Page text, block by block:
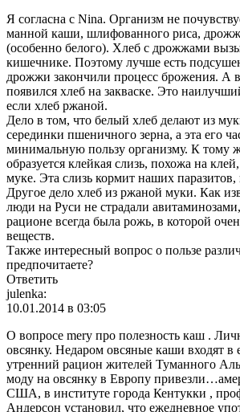
Я согласна с Nina. Организм не
манной каши, шлифованного риса,
(особенно белого). Хлеб с дрожжами
кишечнике. Поэтому лучше есть
дрожжи закончили процесс брожения. А
появился хлеб на закваске. Это
если хлеб ржаной.
Дело в том, что белый хлеб делают из
серединки пшеничного зерна, а эта его
минимальную пользу организму. К тому
образуется клейкая слизь, похожа на
муке. Эта слизь кормит наших паразитов,
Другое дело хлеб из ржаной муки. Как
люди на Руси не страдали
рационе всегда была рожь, в которой
веществ.
Также интересный вопрос о пользе
предпочитаете?
Ответить
julenka:
10.01.2014 в 03:05
О вопросе mery про полезность каш .
овсянку. Недаром овсяные каши входят в
утренний рацион жителей Туманного
моду на овсянку в Европу
США, в институте города Кентукки ,
Андерсон установил, что ежедневное